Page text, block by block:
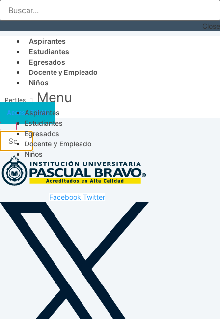
Close
Aspirantes
Estudiantes
Egresados
Docente y Empleado
Niños
Menu
Aspirantes
Estudiantes
Egresados
Docente y Empleado
Niños
Acceso SICAU
Facebook Twitter